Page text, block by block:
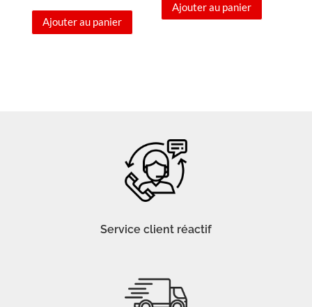
Ajouter au panier
Ajouter au panier
Service client réactif